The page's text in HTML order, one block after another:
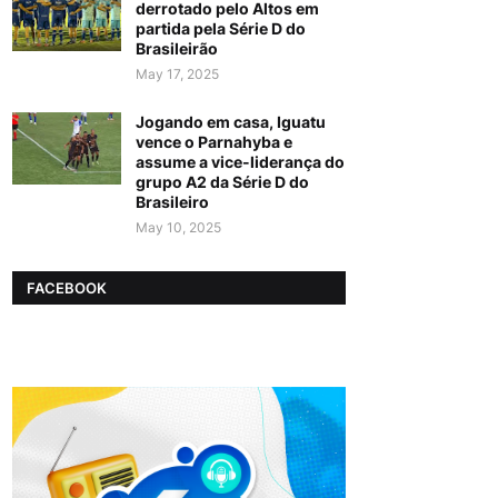
derrotado pelo Altos em
partida pela Série D do
Brasileirão
May 17, 2025
Jogando em casa, Iguatu
vence o Parnahyba e
assume a vice-liderança do
grupo A2 da Série D do
Brasileiro
May 10, 2025
FACEBOOK